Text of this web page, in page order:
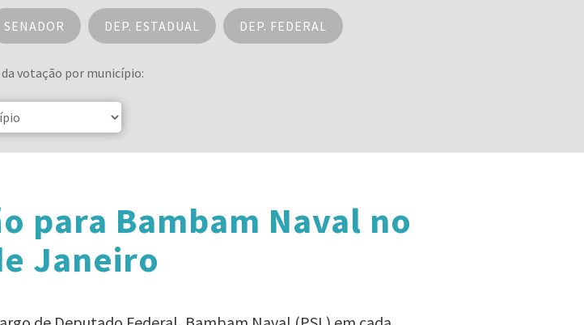
SENADOR DEP. ESTADUAL DEP. FEDERAL
votação por município:
para Bambam Naval no
Janeiro